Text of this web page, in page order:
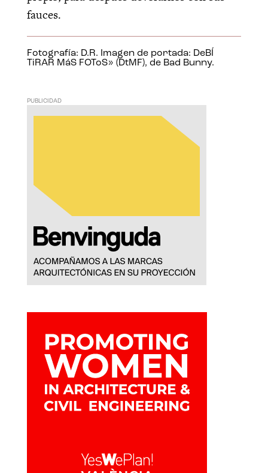
fauces.
Fotografía: D.R. Imagen de portada: DeBÍ
TiRAR MáS FOToS» (DtMF), de Bad Bunny.
PUBLICIDAD